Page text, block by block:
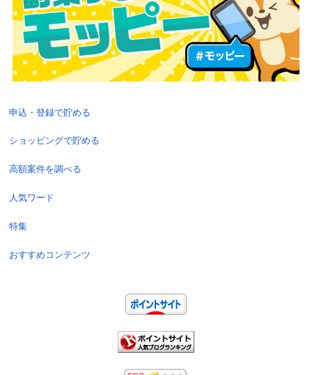
申込・登録で貯める
ショッピングで貯める
高額案件を調べる
人気ワード
特集
おすすめコンテンツ